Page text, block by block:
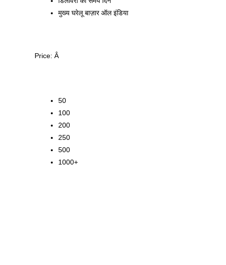
मुख्य घरेलू बाज़ार ऑल इंडिया
Price: Â
50
100
200
250
500
1000+